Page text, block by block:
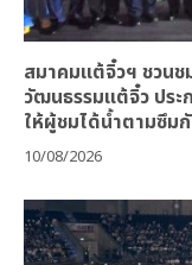
สมาคมแต้จิ๋วฯ ชวนช
วัฒนธรรมแต้จิ๋ว ปร
ให้ผู้ชมได้น้ำตามซึม
10/08/2026